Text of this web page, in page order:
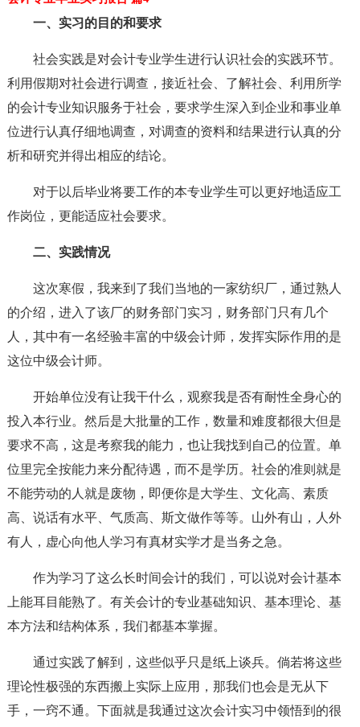
一、实习的目的和要求
社会实践是对会计专业学生进行认识社会的实践环节。
利用假期对社会进行调查，接近社会、了解社会、利用所学
的会计专业知识服务于社会，要求学生深入到企业和事业单
位进行认真仔细地调查，对调查的资料和结果进行认真的分
析和研究并得出相应的结论。
对于以后毕业将要工作的本专业学生可以更好地适应工
作岗位，更能适应社会要求。
二、实践情况
这次寒假，我来到了我们当地的一家纺织厂，通过熟人
的介绍，进入了该厂的财务部门实习，财务部门只有几个
人，其中有一名经验丰富的中级会计师，发挥实际作用的是
这位中级会计师。
开始单位没有让我干什么，观察我是否有耐性全身心的
投入本行业。然后是大批量的工作，数量和难度都很大但是
要求不高，这是考察我的能力，也让我找到自己的位置。单
位里完全按能力来分配待遇，而不是学历。社会的准则就是
不能劳动的人就是废物，即便你是大学生、文化高、素质
高、说话有水平、气质高、斯文做作等等。山外有山，人外
有人，虚心向他人学习有真材实学才是当务之急。
作为学习了这么长时间会计的我们，可以说对会计基本
上能耳目能熟了。有关会计的专业基础知识、基本理论、基
本方法和结构体系，我们都基本掌握。
通过实践了解到，这些似乎只是纸上谈兵。倘若将这些
理论性极强的东西搬上实际上应用，那我们也会是无从下
手，一窍不通。下面就是我通过这次会计实习中领悟到的很